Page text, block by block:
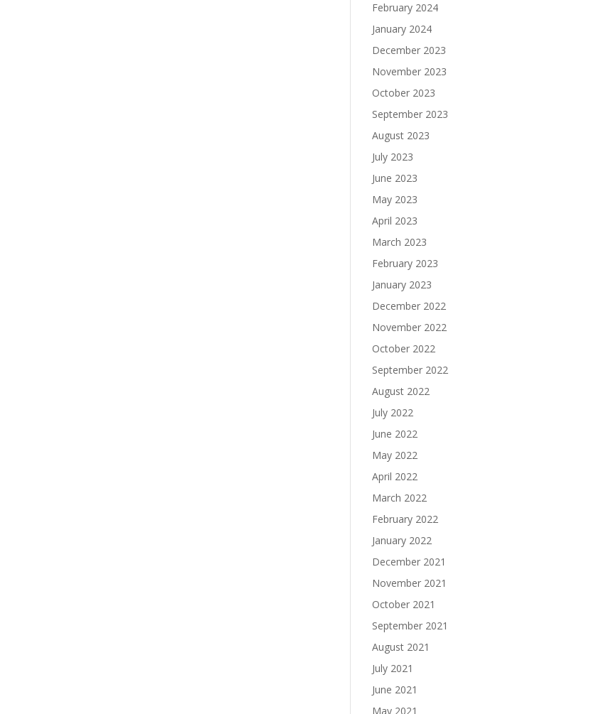
February 2024
January 2024
December 2023
November 2023
October 2023
September 2023
August 2023
July 2023
June 2023
May 2023
April 2023
March 2023
February 2023
January 2023
December 2022
November 2022
October 2022
September 2022
August 2022
July 2022
June 2022
May 2022
April 2022
March 2022
February 2022
January 2022
December 2021
November 2021
October 2021
September 2021
August 2021
July 2021
June 2021
May 2021